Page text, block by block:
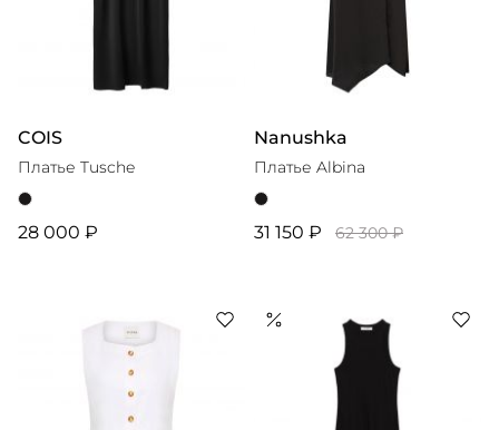
COIS
Платье Tusche
28 000 ₽
Nanushka
Платье Albina
31 150 ₽ 62 300 ₽